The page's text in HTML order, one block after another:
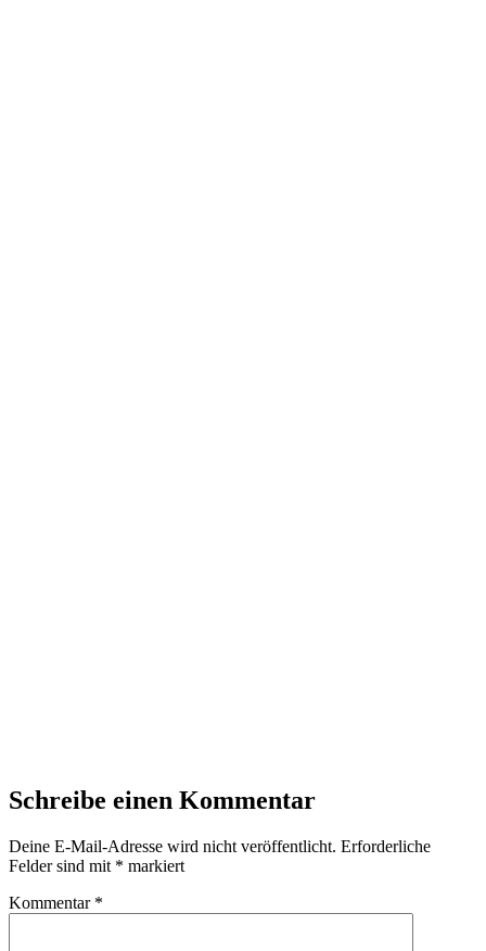
Schreibe einen Kommentar
Deine E-Mail-Adresse wird nicht veröffentlicht. Erforderliche
Felder sind mit * markiert
Kommentar *